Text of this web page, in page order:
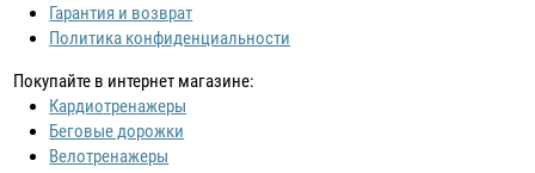
Гарантия и возврат
Политика конфиденциальности
Покупайте в интернет магазине:
Кардиотренажеры
Беговые дорожки
Велотренажеры